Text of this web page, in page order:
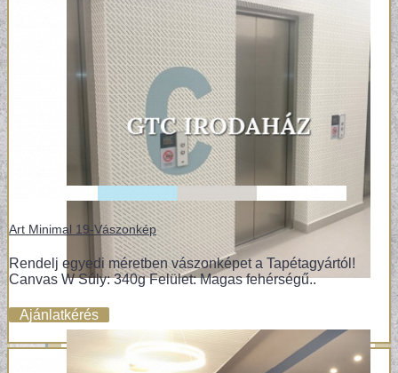
Art Minimal 19-Vászonkép
Rendelj egyedi méretben vászonképet a Tapétagyártól!
Canvas W Súly: 340g Felület: Magas fehérségű..
Ajánlatkérés